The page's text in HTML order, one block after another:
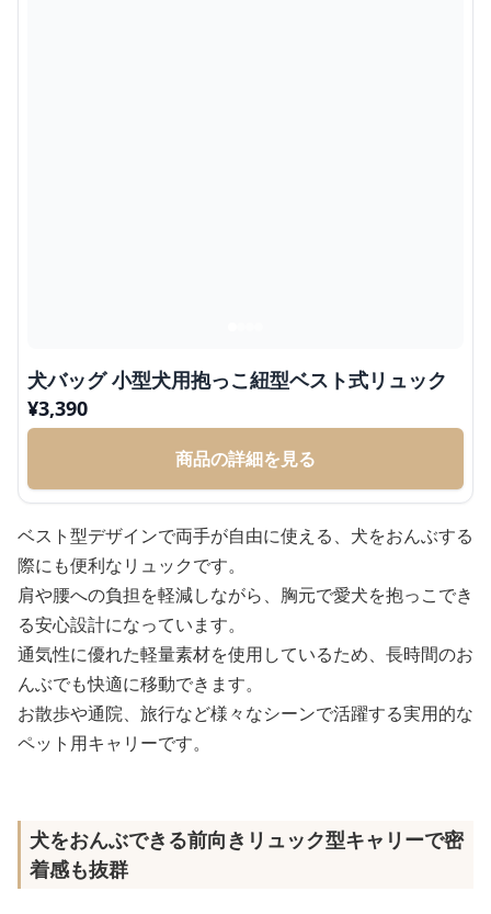
犬バッグ 小型犬用抱っこ紐型ベスト式リュック
¥3,390
商品の詳細を見る
ベスト型デザインで両手が自由に使える、犬をおんぶする
際にも便利なリュックです。
肩や腰への負担を軽減しながら、胸元で愛犬を抱っこでき
る安心設計になっています。
通気性に優れた軽量素材を使用しているため、長時間のお
んぶでも快適に移動できます。
お散歩や通院、旅行など様々なシーンで活躍する実用的な
ペット用キャリーです。
犬をおんぶできる前向きリュック型キャリーで密
着感も抜群